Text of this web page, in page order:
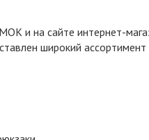
и на сайте интернет-
широкий